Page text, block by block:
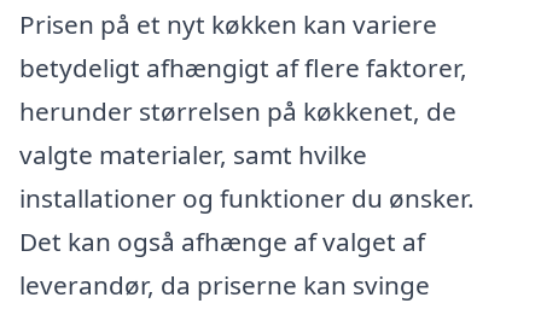
Prisen på et nyt køkken kan variere
betydeligt afhængigt af flere faktorer,
herunder størrelsen på køkkenet, de
valgte materialer, samt hvilke
installationer og funktioner du ønsker.
Det kan også afhænge af valget af
leverandør, da priserne kan svinge